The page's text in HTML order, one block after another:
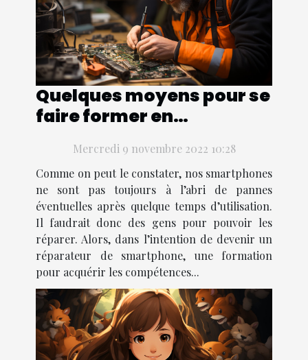
Quelques moyens pour se
faire former en
smartphone
Mercredi 9 novembre 2022 10:28
Comme on peut le constater, nos smartphones
ne sont pas toujours à l’abri de pannes
éventuelles après quelque temps d’utilisation.
Il faudrait donc des gens pour pouvoir les
réparer. Alors, dans l’intention de devenir un
réparateur de smartphone, une formation
pour acquérir les compétences...